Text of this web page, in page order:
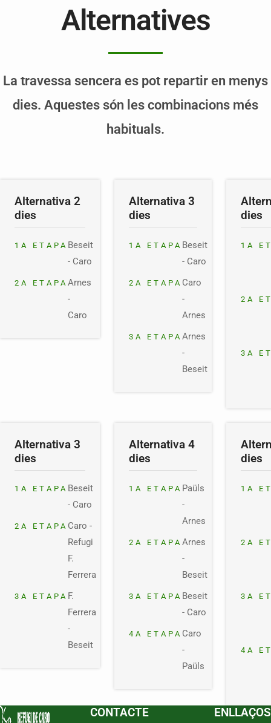
Alternatives
La travessa sencera es pot repartir en menys
dies. Aquestes són les combinacions més
habituals.
Alternativa 2
dies
1A ETAPA Beseit
- Caro
2A ETAPA Arnes
-
Caro
Alternativa 3
dies
1A ETAPA Beseit
- Caro
2A ETAPA Caro
-
Arnes
3A ETAPAArnes
-
Beseit
dies
1A
2A
3A
Alternativa 3
dies
1A ETAPA Beseit
- Caro
2A ETAPA Caro -
Refugi
F.
Ferrera
3A ETAPA F.
Ferrera
-
Beseit
Alternativa 4
dies
1A ETAPA Paüls
-
Arnes
2A ETAPAArnes
-
Beseit
3A ETAPA Beseit
- Caro
4A ETAPA Caro
-
Paüls
dies
1A
2A
3A
4A
CONTACTE ENLLAÇOS